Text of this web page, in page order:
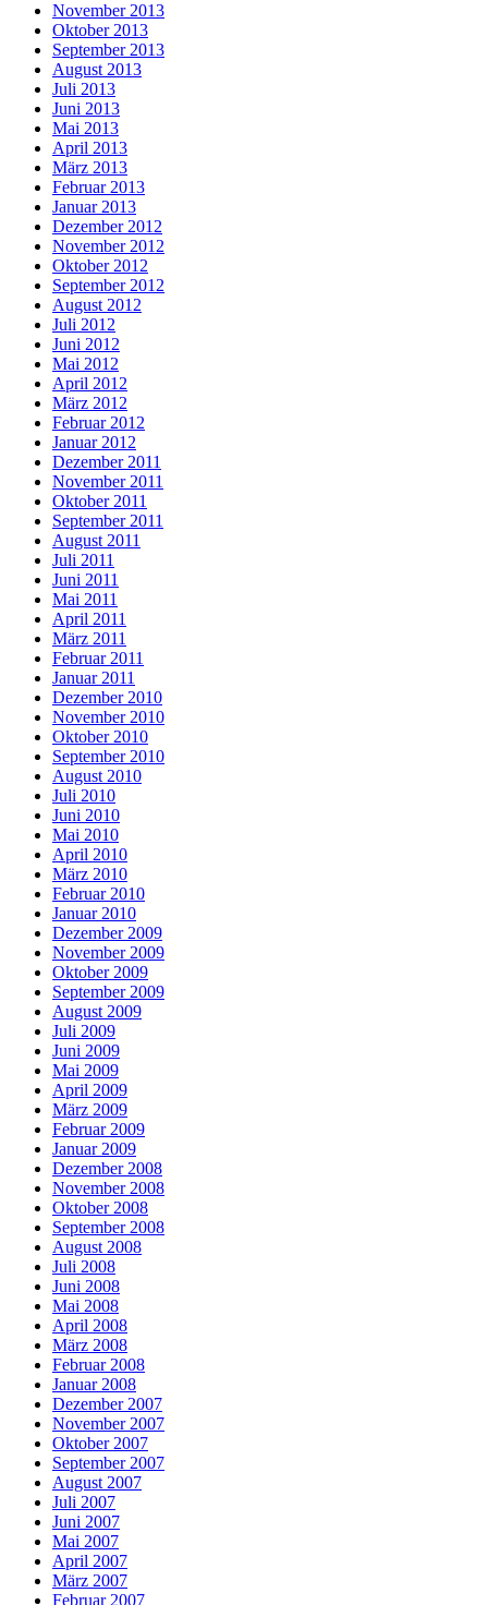
November 2013
Oktober 2013
September 2013
August 2013
Juli 2013
Juni 2013
Mai 2013
April 2013
März 2013
Februar 2013
Januar 2013
Dezember 2012
November 2012
Oktober 2012
September 2012
August 2012
Juli 2012
Juni 2012
Mai 2012
April 2012
März 2012
Februar 2012
Januar 2012
Dezember 2011
November 2011
Oktober 2011
September 2011
August 2011
Juli 2011
Juni 2011
Mai 2011
April 2011
März 2011
Februar 2011
Januar 2011
Dezember 2010
November 2010
Oktober 2010
September 2010
August 2010
Juli 2010
Juni 2010
Mai 2010
April 2010
März 2010
Februar 2010
Januar 2010
Dezember 2009
November 2009
Oktober 2009
September 2009
August 2009
Juli 2009
Juni 2009
Mai 2009
April 2009
März 2009
Februar 2009
Januar 2009
Dezember 2008
November 2008
Oktober 2008
September 2008
August 2008
Juli 2008
Juni 2008
Mai 2008
April 2008
März 2008
Februar 2008
Januar 2008
Dezember 2007
November 2007
Oktober 2007
September 2007
August 2007
Juli 2007
Juni 2007
Mai 2007
April 2007
März 2007
Februar 2007